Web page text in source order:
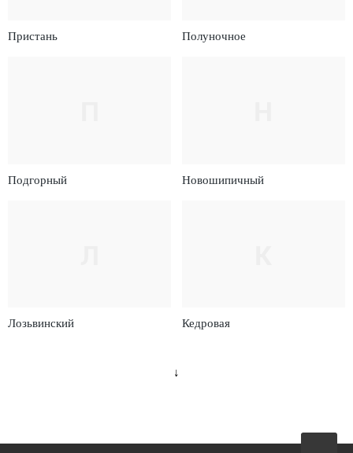
Пристань Полуночное
Подгорный Новошипичный
Лозьвинский Кедровая
↓